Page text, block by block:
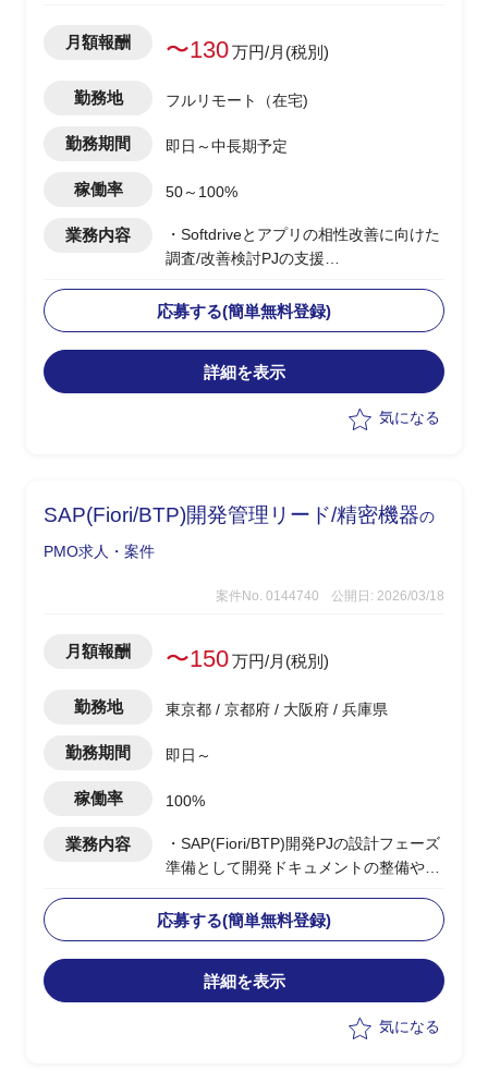
月額報酬 〜130万円/月(税別)
勤務地 フルリモート（在宅)
勤務期間 即日～中長期予定
稼働率 50～100%
業務内容
・Softdriveとアプリの相性改善に向けた
調査/改善検討PJの支援
を踏まえた改善策の検討と要件整理を担
当
・Softdrive領域における技術的な理解を
もとに、各種ステークホルダーとの調整
・手探り状態の中で主導的に改善案を提
応募する(簡単無料登録)
詳細を表示
気になる
SAP(Fiori/BTP)開発管理リード/精密機器の
PMO求人・案件
案件No. 0144740 公開日: 2026/03/18
月額報酬 〜150万円/月(税別)
勤務地 東京都 / 京都府 / 大阪府 / 兵庫県
勤務期間 即日～
稼働率 100%
業務内容
・SAP(Fiori/BTP)開発PJの設計フェーズ
準備として開発ドキュメントの整備や開
・要件定義フェーズでは設計フェーズに
向けた準備を担当
・設計・開発フェーズにおいてはニアシ
ョア・オフショア体制での開発管理を担
・課題管理、進捗管理を中心に、開発全
応募する(簡単無料登録)
詳細を表示
気になる